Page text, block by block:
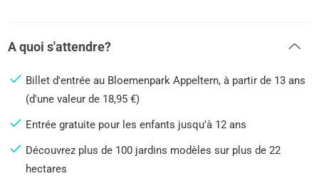
A quoi s'attendre?
Billet d'entrée au Bloemenpark Appeltern, à partir de 13 ans
(d'une valeur de 18,95 €)
Entrée gratuite pour les enfants jusqu'à 12 ans
Découvrez plus de 100 jardins modèles sur plus de 22
hectares